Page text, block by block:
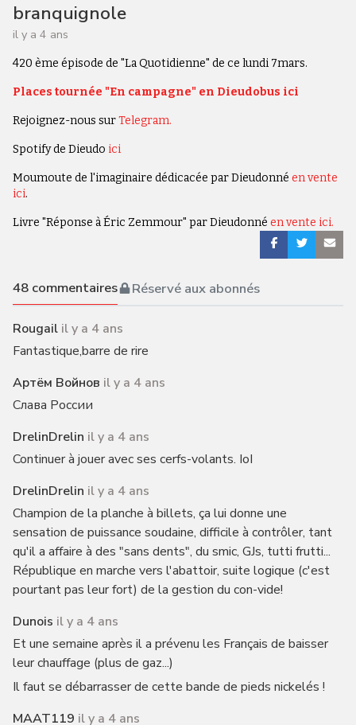
branquignole
il y a 4 ans
420 ème épisode de "La Quotidienne" de ce lundi 7mars.
Places tournée "En campagne" en Dieudobus ici
Rejoignez-nous surTelegram.
Spotify de Dieudo ici
Moumoute de l'imaginaire dédicacée par Dieudonné en vente
ici.
Livre "Réponse à Éric Zemmour" par Dieudonné en vente ici.
48commentaires Réservé aux abonnés
Rougail il y a 4 ans
Fantastique,barre de rire
Артём Войнов il y a 4 ans
Слава России
DrelinDrelin il y a 4 ans
Continuer à jouer avec ses cerfs-volants. IoI
DrelinDrelin il y a 4 ans
Champion de la planche à billets, ça lui donne une
sensation de puissance soudaine, difficile à contrôler, tant
qu'il a affaire à des "sans dents", du smic, GJs, tutti frutti...
République en marche vers l'abattoir, suite logique (c'est
pourtant pas leur fort) de la gestion du con-vide!
Dunois il y a 4 ans
Et une semaine après il a prévenu les Français de baisser
leur chauffage (plus de gaz...)
Il faut se débarrasser de cette bande de pieds nickelés !
MAAT119 il y a 4 ans